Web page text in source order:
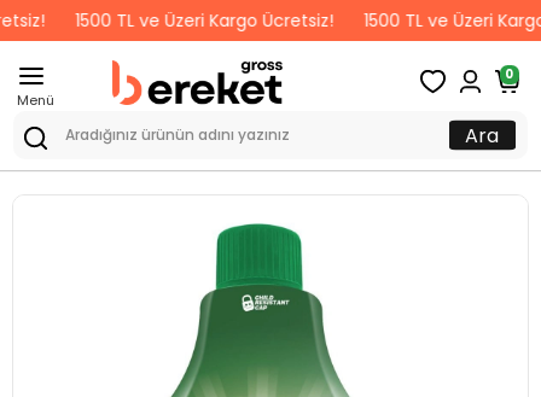
1500 TL ve Üzeri Kargo Ücretsiz! 1500 TL ve Üzeri Kargo
Menü
0
Ara